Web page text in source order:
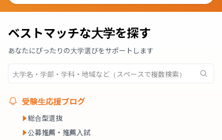
ベストマッチな大学を探す
あなたにぴったりの大学選びをサポートします
受験生応援ブログ
総合型選抜
公募推薦・推薦入試